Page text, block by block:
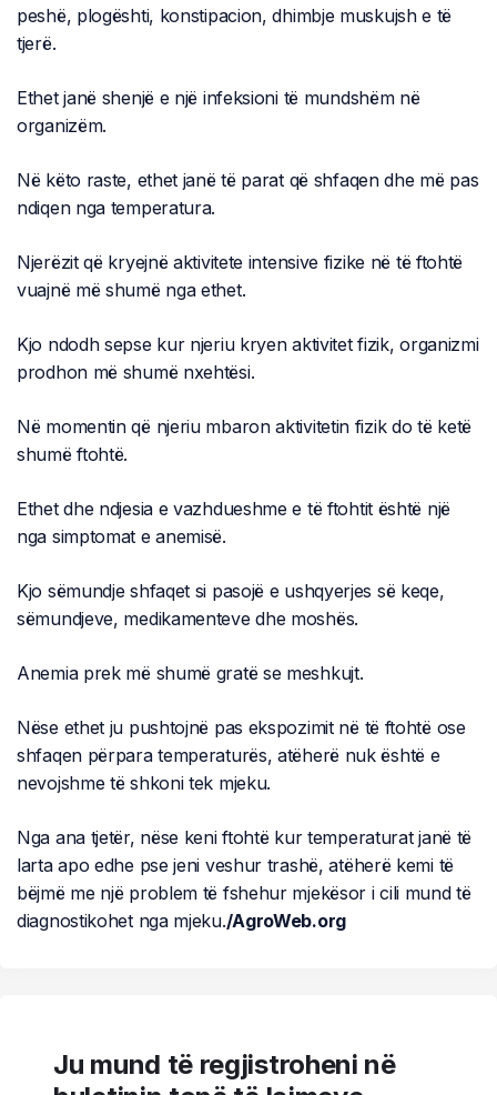
peshë, plogështi, konstipacion, dhimbje muskujsh e të
tjerë.
Ethet janë shenjë e një infeksioni të mundshëm në
organizëm.
Në këto raste, ethet janë të parat që shfaqen dhe më pas
ndiqen nga temperatura.
Njerëzit që kryejnë aktivitete intensive fizike në të ftohtë
vuajnë më shumë nga ethet.
Kjo ndodh sepse kur njeriu kryen aktivitet fizik, organizmi
prodhon më shumë nxehtësi.
Në momentin që njeriu mbaron aktivitetin fizik do të ketë
shumë ftohtë.
Ethet dhe ndjesia e vazhdueshme e të ftohtit është një
nga simptomat e anemisë.
Kjo sëmundje shfaqet si pasojë e ushqyerjes së keqe,
sëmundjeve, medikamenteve dhe moshës.
Anemia prek më shumë gratë se meshkujt.
Nëse ethet ju pushtojnë pas ekspozimit në të ftohtë ose
shfaqen përpara temperaturës, atëherë nuk është e
nevojshme të shkoni tek mjeku.
Nga ana tjetër, nëse keni ftohtë kur temperaturat janë të
larta apo edhe pse jeni veshur trashë, atëherë kemi të
bëjmë me një problem të fshehur mjekësor i cili mund të
diagnostikohet nga mjeku./AgroWeb.org
Ju mund të regjistroheni në